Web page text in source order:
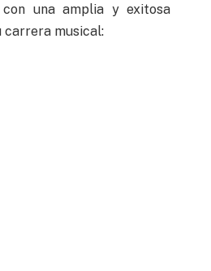
una amplia y exitosa
carrera musical: